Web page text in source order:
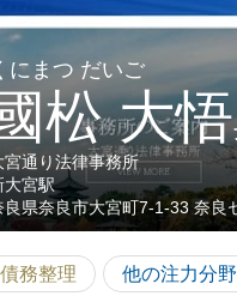
にまつ だいご
松 大悟
宮通り法律事務所
大宮駅
良県奈良市大宮町7-1-33 奈良
務整理 他の注力分